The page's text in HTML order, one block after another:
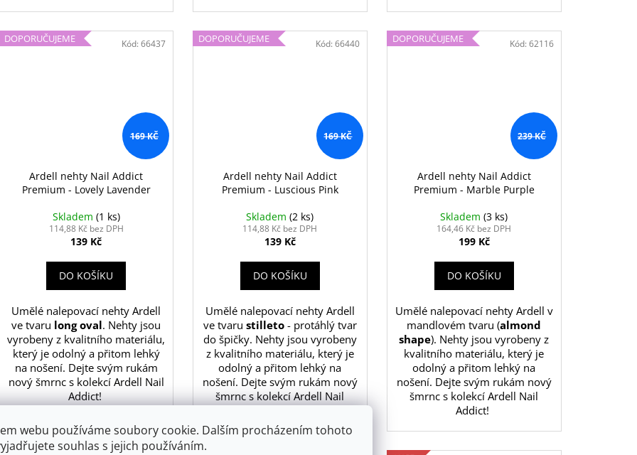
webu používáme soubory cookie. Dalším procházením tohoto
souhlas s jejich používáním.
DOPORUČUJEME
169 KČ
Ardell nehty Nail Addict
Premium - Lovely Lavender
Skladem (1 ks)
114,88 Kč bez DPH
139 Kč
DO KOŠÍKU
Umělé nalepovací nehty Ardell
ve tvaru long oval. Nehty jsou
vyrobeny z kvalitního materiálu,
který je odolný a přitom lehký
na nošení. Dejte svým rukám
nový šmrnc s kolekcí Ardell Nail
Addict!
Kód:66437 DOPORUČUJEME
169 KČ
Ardell nehty Nail Addict
Premium - Luscious Pink
Skladem(2 ks)
114,88 Kč bez DPH
139 Kč
DO KOŠÍKU
Umělé nalepovací nehty Ardell
ve tvaru stilleto- protáhlý tvar
do špičky. Nehty jsou vyrobeny
z kvalitního materiálu, který je
odolný a přitom lehký na
nošení. Dejte svým rukám nový
šmrnc s kolekcí Ardell Nail
Addict!
Kód: 66440 DOPORUČUJEME
239 KČ
Ardell nehty Nail Addict
Premium - Marble Purple
Skladem(3 ks)
164,46 Kč bez DPH
199 Kč
DO KOŠÍKU
Umělé nalepovací nehty Ardell v
mandlovém tvaru (almond
shape). Nehty jsou vyrobeny z
kvalitního materiálu, který je
odolný a přitom lehký na
nošení. Dejte svým rukám nový
šmrnc s kolekcí Ardell Nail
Addict!
Kód: 62116